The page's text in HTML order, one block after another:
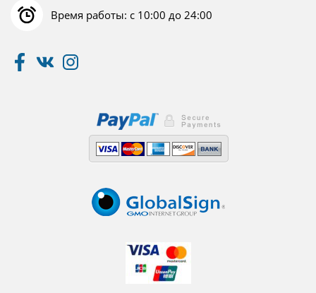
Время работы: с 10:00 до 24:00